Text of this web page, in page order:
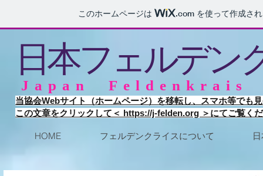
このホームページは .com を使って作成さ
日本フェルデン
Japan Feldenkrais
当協会Webサイト（ホームページ）を移転し、スマホ等でも
この文章をクリックして＜ https://j-felden.org ＞にてご覧く
HOME フェルデンクライスについて